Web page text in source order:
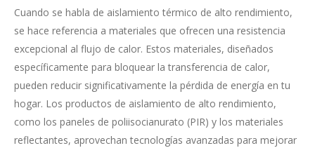
Cuando se habla de aislamiento térmico de alto rendimiento,
se hace referencia a materiales que ofrecen una resistencia
excepcional al flujo de calor. Estos materiales, diseñados
específicamente para bloquear la transferencia de calor,
pueden reducir significativamente la pérdida de energía en tu
hogar. Los productos de aislamiento de alto rendimiento,
como los paneles de poliisocianurato (PIR) y los materiales
reflectantes, aprovechan tecnologías avanzadas para mejorar